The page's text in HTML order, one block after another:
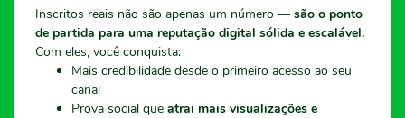
Inscritos reais não são apenas um número — são o ponto
de partida para uma reputação digital sólida e escalável.
Com eles, você conquista:
Mais credibilidade desde o primeiro acesso ao seu
canal
Prova social que atrai mais visualizações e